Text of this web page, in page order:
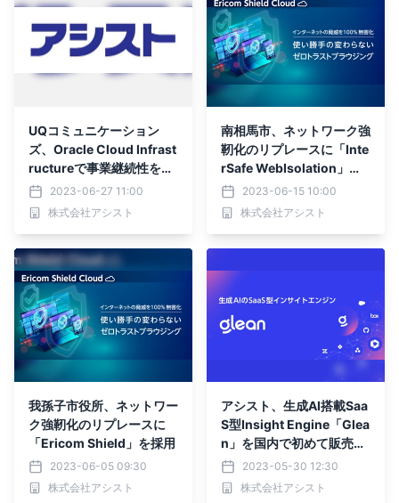
UQコミュニケーション
ズ、Oracle Cloud Infrast
ructureで事業継続性を強
化
2023-06-27 11:00
株式会社アシスト
南相馬市、ネットワーク強
靭化のリプレースに「Inte
rSafe WebIsolation」を
採用2023-06-15 10:00
株式会社アシスト
我孫子市役所、ネットワー
ク強靭化のリプレースに
「Ericom Shield」を採用
2023-06-05 09:30
株式会社アシスト
アシスト、生成AI搭載Saa
S型Insight Engine「Glea
n」を国内で初めて販売開
始
2023-05-30 12:30
株式会社アシスト